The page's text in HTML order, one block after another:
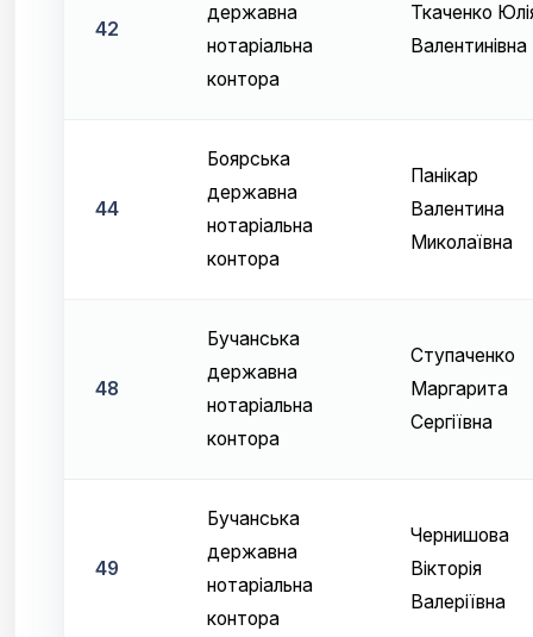
42
державна
нотаріальна
контора
Ткаченко
Валентинівна
44
Боярська
державна
нотаріальна
контора
Панікар
Валентина
Миколаївна
48
Бучанська
державна
нотаріальна
контора
Ступаченко
Маргарита
Сергіївна
49
Бучанська
державна
нотаріальна
контора
Чернишова
Вікторія
Валеріївна